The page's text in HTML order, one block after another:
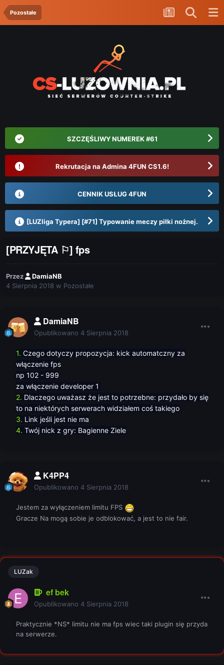
Pozostałe
SZCZĘŚLIWY NUMEREK #61
Rekrutacja na Admina 4FUN CS1.6!
CENNIK USŁUG 4FUN
[LUZliga Typera] [#71] Typowanie meczy piłki nożnej.
[PRZYJĘTA ⚐] fps
Przez
DamiaNB
4 Sierpnia 2018 w Pozostałe
DamiaNB
Opublikowano 4 Sierpnia 2018
1. Czego dotyczy propozycja: kick automatczny za
włączenie fps
np 102 - 999
za włączenie developer 1
2. Dlaczego uważasz że jest to potrzebne: przydało by się
to na niektórych serwerach widziałem coś takiego
3. Link jeśli jest nie ma
4. Twój nick z gry: Bagienne Ziele
K4PP4
Opublikowano 4 Sierpnia 2018
Jestem za wyłączeniem limitu FPS
Gracze Na mogą sobie je odblokować, a jest to nie fair.
LUZak
ef bek
Opublikowano 4 Sierpnia 2018
Praktycznie *NS* limitu nie ma fps wiec taki plugin się przyda
na serwerze.